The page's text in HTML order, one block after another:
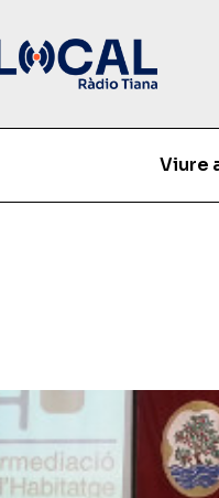
Viure